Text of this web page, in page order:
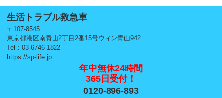
生活トラブル救急車
〒107-8545
東京都港区南青山2丁目2番15号ウィン青山942
Tel：03-6746-1822
https://sp-life.jp
年中無休24時間
365日受付！
0120-896-893